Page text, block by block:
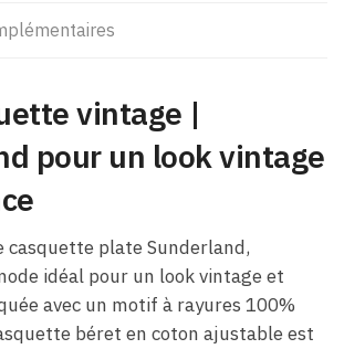
vintage​ |
pour un look vintage
casquette plate Sunderland,
idéal pour un look vintage et
avec un motif à rayures 100%
béret en coton ajustable est